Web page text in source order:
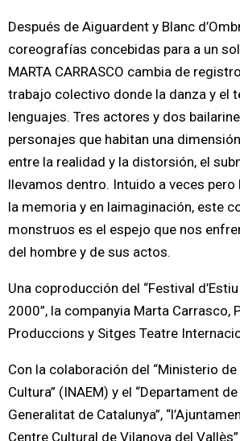
Después de Aiguardent y Blanc
coreografías concebidas para a un
MARTA CARRASCO cambia de
trabajo colectivo donde la danza y el
lenguajes. Tres actores y dos
personajes que habitan una
entre la realidad y la distorsión, el
llevamos dentro. Intuido a veces pero
la memoria y en laimaginación, este
monstruos es el espejo que nos
del hombre y de sus actos.
Una coproducción del “Festival
2000”, la companyia Marta Carrasco,
Produccions y Sitges Teatre
Con la colaboración del “Ministerio
Cultura” (INAEM) y el “Departament
Generalitat de Catalunya”,
Centre Cultural de Vilanova del Vallès”